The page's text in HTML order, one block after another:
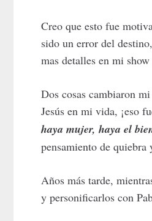
Creo que esto fue
sido un error del
mas detalles en mi show
Dos cosas cambiaron
Jesús en mi vida, ¡eso
haya mujer, haya el
pensamiento de
Años más tarde,
y personificarlos con